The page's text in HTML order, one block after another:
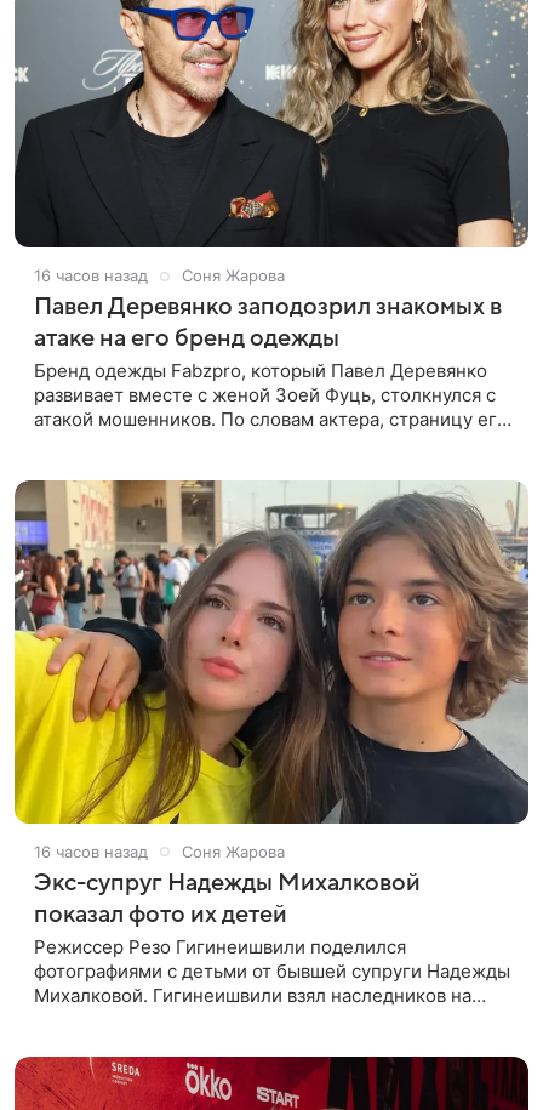
16 часов назад Соня Жарова
Павел Деревянко заподозрил знакомых в
атаке на его бренд одежды
Бренд одежды Fabzpro, который Павел Деревянко
развивает вместе с женой Зоей Фуць, столкнулся с
атакой мошенников. По словам актера, страницу его
16 часов назад Соня Жарова
Экс-супруг Надежды Михалковой
показал фото их детей
Режиссер Резо Гигинеишвили поделился
фотографиями с детьми от бывшей супруги Надежды
Михалковой. Гигинеишвили взял наследников на